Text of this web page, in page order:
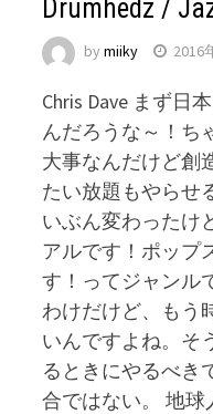
Drumhedz /
bymiiky 2016
Chris Dave まず日
んだろうな～！ち
大事なんだけど創
たい放題もやらせ
いぶん変わったけ
アルです！ポップ
す！ってジャンル
わけだけど、もう
いんですよね。そ
るときにやるべき
合ではない。 地球